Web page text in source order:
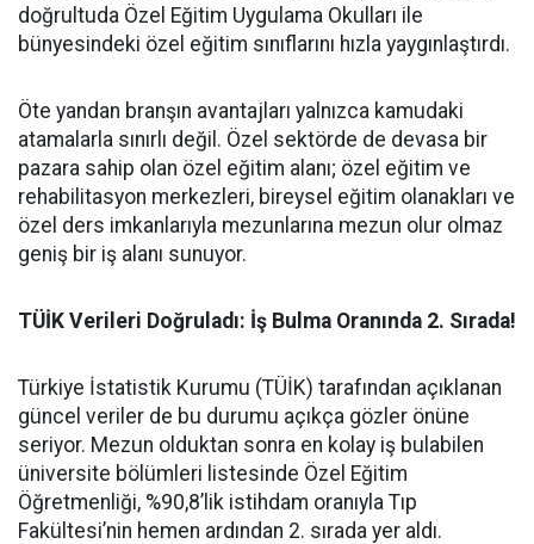
doğrultuda Özel Eğitim Uygulama Okulları ile
bünyesindeki özel eğitim sınıflarını hızla yaygınlaştırdı.
​Öte yandan branşın avantajları yalnızca kamudaki
atamalarla sınırlı değil. Özel sektörde de devasa bir
pazara sahip olan özel eğitim alanı; özel eğitim ve
rehabilitasyon merkezleri, bireysel eğitim olanakları ve
özel ders imkanlarıyla mezunlarına mezun olur olmaz
geniş bir iş alanı sunuyor.
​TÜİK Verileri Doğruladı: İş Bulma Oranında 2. Sırada!
​Türkiye İstatistik Kurumu (TÜİK) tarafından açıklanan
güncel veriler de bu durumu açıkça gözler önüne
seriyor. Mezun olduktan sonra en kolay iş bulabilen
üniversite bölümleri listesinde Özel Eğitim
Öğretmenliği, %90,8’lik istihdam oranıyla Tıp
Fakültesi’nin hemen ardından 2. sırada yer aldı.